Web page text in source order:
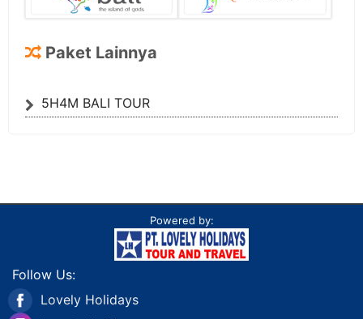
Paket Lainnya
5H4M BALI TOUR
Powered by:
Follow Us:
Lovely Holidays